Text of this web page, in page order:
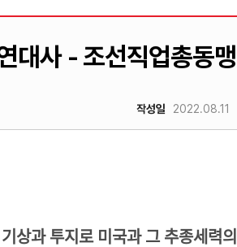
대사 - 조선직업총동
작성일 2022.08.11
기상과 투지로 미국과 그 추종세력의